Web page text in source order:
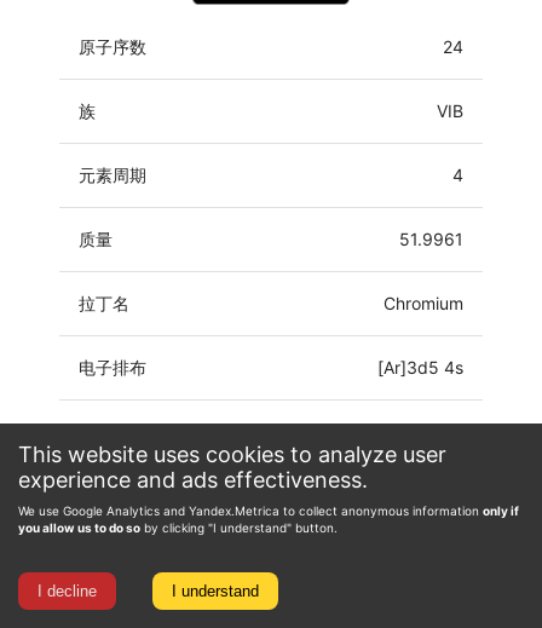
This website uses cookies to analyze user
experience and ads effectiveness.
We use Google Analytics and Yandex.Metrica to collect anonymous information only if
you allow us to do so by clicking "I understand" button.
I decline I understand
原子序数 24
族 VIB
元素周期 4
质量 51.9961
拉丁名 Chromium
电子排布 [Ar]3d5 4s